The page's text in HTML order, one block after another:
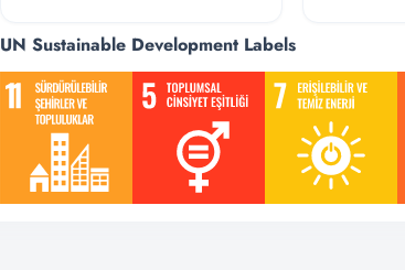
UN Sustainable Development Labels